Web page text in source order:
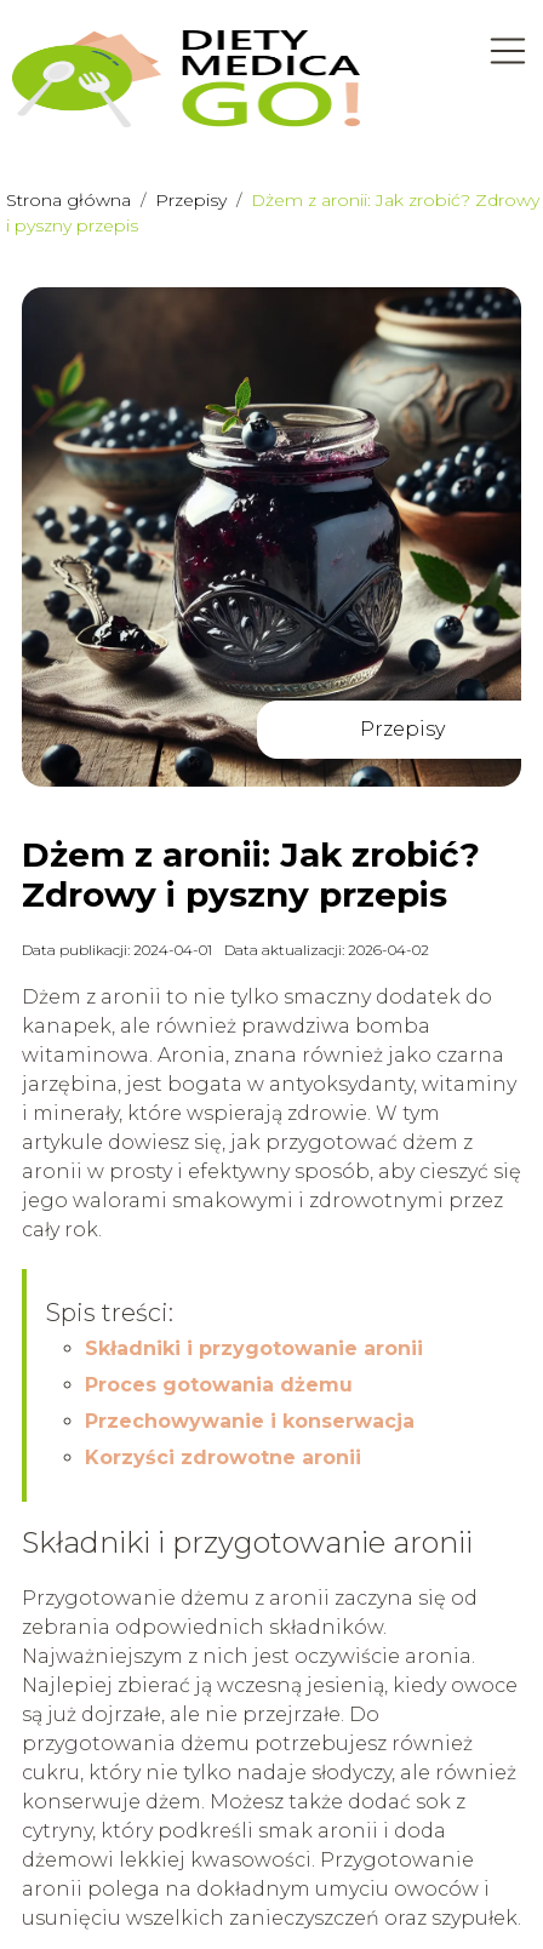
Strona główna / Przepisy / Dżem z aronii: Jak zrobić? Zdrowy
i pyszny przepis
Przepisy
Dżem z aronii: Jak zrobić?
Zdrowy i pyszny przepis
Data publikacji: 2024-04-01 Data aktualizacji: 2026-04-02
Dżem z aronii to nie tylko smaczny dodatek do
kanapek, ale również prawdziwa bomba
witaminowa. Aronia, znana również jako czarna
jarzębina, jest bogata w antyoksydanty, witaminy
i minerały, które wspierają zdrowie. W tym
artykule dowiesz się, jak przygotować dżem z
aronii w prosty i efektywny sposób, aby cieszyć się
jego walorami smakowymi i zdrowotnymi przez
cały rok.
Spis treści:
Składniki i przygotowanie aronii
Proces gotowania dżemu
Przechowywanie i konserwacja
Korzyści zdrowotne aronii
Składniki i przygotowanie aronii
Przygotowanie dżemu z aronii zaczyna się od
zebrania odpowiednich składników.
Najważniejszym z nich jest oczywiście aronia.
Najlepiej zbierać ją wczesną jesienią, kiedy owoce
są już dojrzałe, ale nie przejrzałe. Do
przygotowania dżemu potrzebujesz również
cukru, który nie tylko nadaje słodyczy, ale również
konserwuje dżem. Możesz także dodać sok z
cytryny, który podkreśli smak aronii i doda
dżemowi lekkiej kwasowości. Przygotowanie
aronii polega na dokładnym umyciu owoców i
usunięciu wszelkich zanieczyszczeń oraz szypułek.